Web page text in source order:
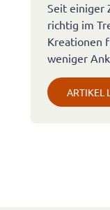
Seit einiger
richtig im
Kreationen
weniger
ARTIKEL